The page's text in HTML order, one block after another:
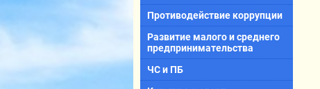
Противодействие коррупции
Развитие малого и среднего
предпринимательства
ЧС и ПБ